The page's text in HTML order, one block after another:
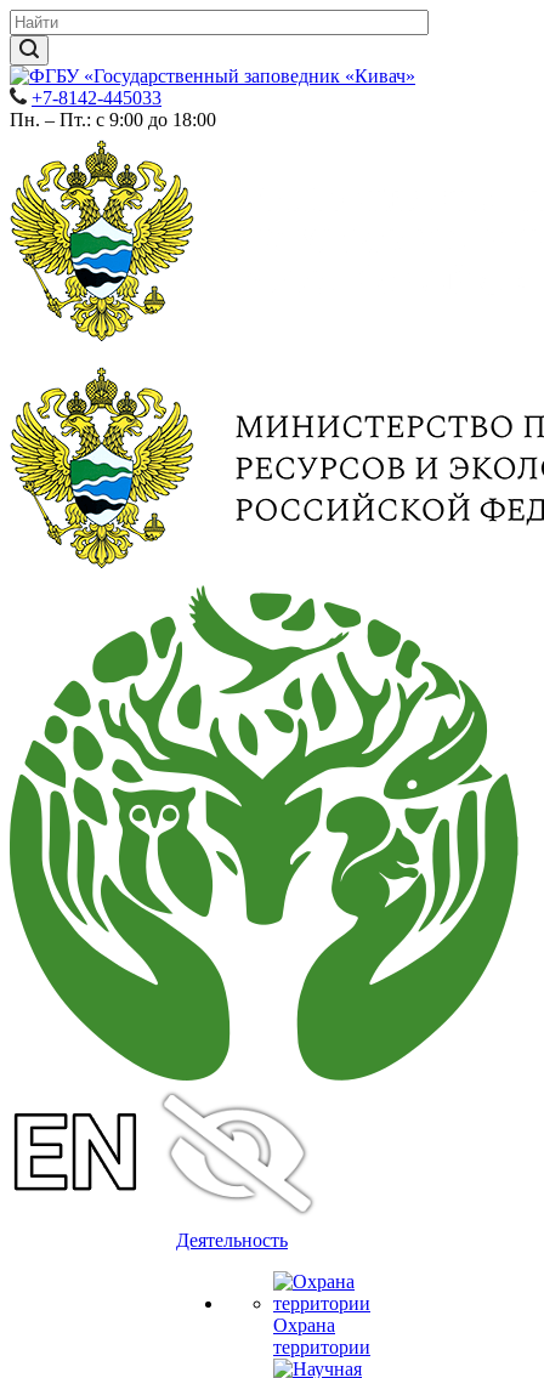
+7-8142-445033
Пн. – Пт.: с 9:00 до 18:00
Деятельность
Охрана
территории